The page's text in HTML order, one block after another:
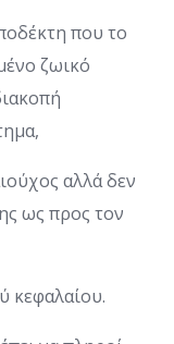
που το
ζωικό
αλλά δεν
ως προς τον
κεφαλαίου.